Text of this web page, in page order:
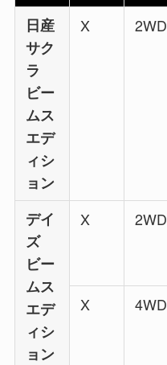
日産
サク
ラ
ビー
ムス
エデ
ィシ
ョン​
X 2WD
デイ
ズ
ビー
ムス
エデ
ィシ
ョン​​
X 2WD
X
4WD